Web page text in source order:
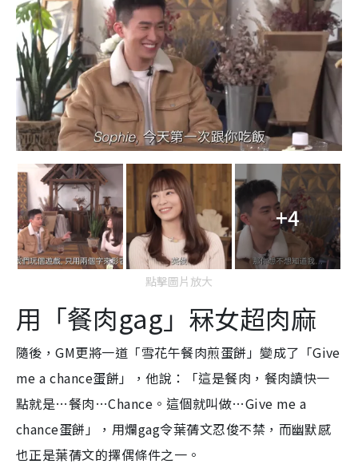
+4
點擊圖片放大
用「餐肉gag」冧女超肉麻
隨後，GM更將一道「雪花午餐肉煎蛋餅」變成了「Give
me a chance蛋餅」，他說：「這是餐肉，餐肉讀快一
點就是…餐肉…Chance。這個就叫做…Give me a
chance蛋餅」，用爛gag令葉蒨文忍俊不禁，而幽默感
也正是葉蒨文的擇偶條件之一。